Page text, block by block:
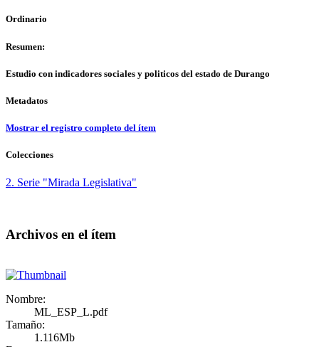
Ordinario
Resumen:
Estudio con indicadores sociales y politicos del estado de Durango
Metadatos
Mostrar el registro completo del ítem
Colecciones
2. Serie "Mirada Legislativa"
Archivos en el ítem
Nombre:
ML_ESP_L.pdf
Tamaño:
1.116Mb